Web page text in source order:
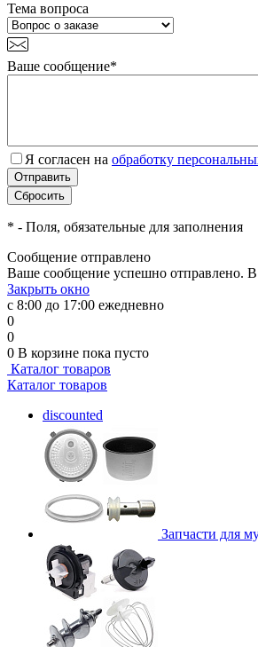
Тема вопроса
Ваше сообщение*
Я согласен на обработку
* - Поля, обязательные для заполнения
Сообщение отправлено
Ваше сообщение успешно отправлено.
Закрыть окно
с 8:00 до 17:00 ежедневно
0
0
0 В корзине пока пусто
Каталог товаров
Каталог товаров
discounted
Запчасти для